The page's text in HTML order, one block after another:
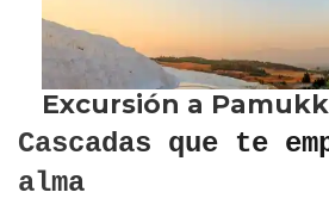
Cascadas que te
alma